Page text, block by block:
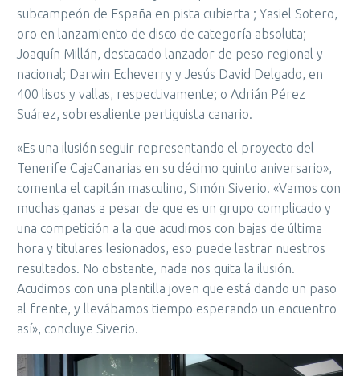
subcampeón de España en pista cubierta ; Yasiel Sotero,
oro en lanzamiento de disco de categoría absoluta;
Joaquín Millán, destacado lanzador de peso regional y
nacional; Darwin Echeverry y Jesús David Delgado, en
400 lisos y vallas, respectivamente; o Adrián Pérez
Suárez, sobresaliente pertiguista canario.
«Es una ilusión seguir representando el proyecto del
Tenerife CajaCanarias en su décimo quinto aniversario»,
comenta el capitán masculino, Simón Siverio. «Vamos con
muchas ganas a pesar de que es un grupo complicado y
una competición a la que acudimos con bajas de última
hora y titulares lesionados, eso puede lastrar nuestros
resultados. No obstante, nada nos quita la ilusión.
Acudimos con una plantilla joven que está dando un paso
al frente, y llevábamos tiempo esperando un encuentro
así», concluye Siverio.